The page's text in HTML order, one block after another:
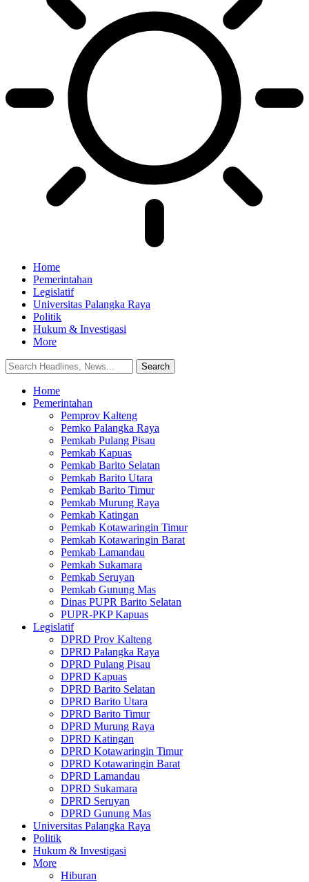
Home
Pemerintahan
Legislatif
Universitas Palangka Raya
Politik
Hukum & Investigasi
More
Home
Pemerintahan
Pemprov Kalteng
Pemko Palangka Raya
Pemkab Pulang Pisau
Pemkab Kapuas
Pemkab Barito Selatan
Pemkab Barito Utara
Pemkab Barito Timur
Pemkab Murung Raya
Pemkab Katingan
Pemkab Kotawaringin Timur
Pemkab Kotawaringin Barat
Pemkab Lamandau
Pemkab Sukamara
Pemkab Seruyan
Pemkab Gunung Mas
Dinas PUPR Barito Selatan
PUPR-PKP Kapuas
Legislatif
DPRD Prov Kalteng
DPRD Palangka Raya
DPRD Pulang Pisau
DPRD Kapuas
DPRD Barito Selatan
DPRD Barito Utara
DPRD Barito Timur
DPRD Murung Raya
DPRD Katingan
DPRD Kotawaringin Timur
DPRD Kotawaringin Barat
DPRD Lamandau
DPRD Sukamara
DPRD Seruyan
DPRD Gunung Mas
Universitas Palangka Raya
Politik
Hukum & Investigasi
More
Hiburan